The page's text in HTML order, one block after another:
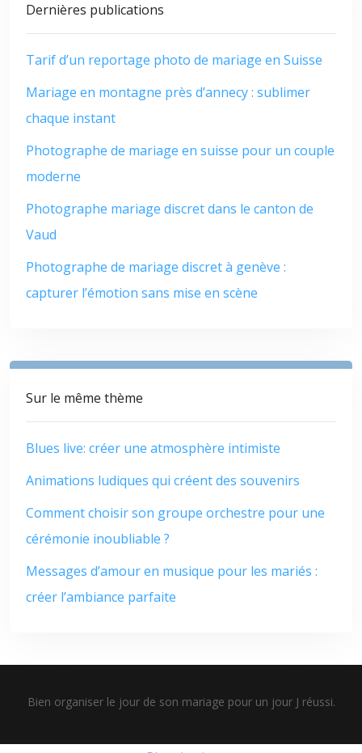
Dernières publications
Tarif d’un reportage photo de mariage en Suisse
Mariage en montagne près d’annecy : sublimer
chaque instant
Photographe de mariage en suisse pour un couple
moderne
Photographe mariage discret dans le canton de
Vaud
Photographe de mariage discret à genève :
capturer l’émotion sans mise en scène
Sur le même thème
Blues live: créer une atmosphère intimiste
Animations ludiques qui créent des souvenirs
Comment choisir son groupe orchestre pour une
cérémonie inoubliable ?
Messages d’amour en musique pour les mariés :
créer l’ambiance parfaite
Bien organiser le jour de son mariage pour un jour J réussi.